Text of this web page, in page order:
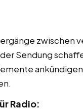
zwischen
Sendung
Radio: